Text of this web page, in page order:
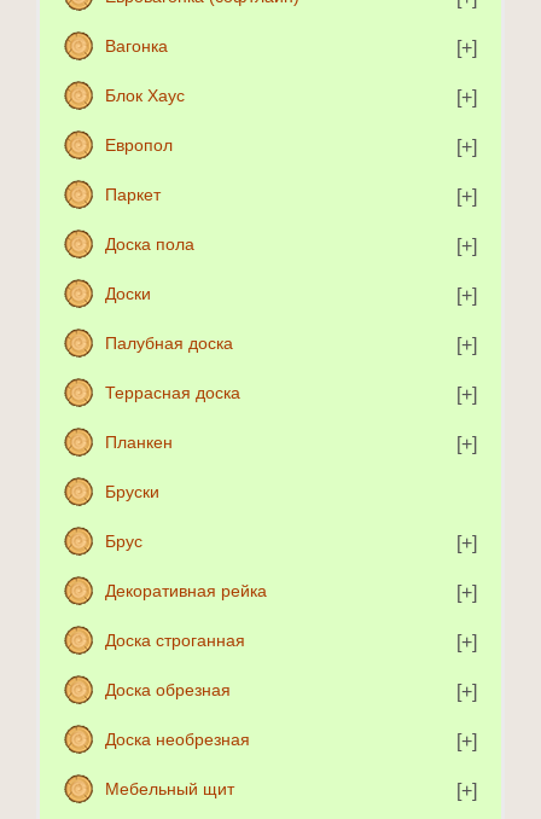
Вагонка
Блок Хаус
Европол
Паркет
Доска пола
Доски
Палубная доска
Террасная доска
Планкен
Бруски
Брус
Декоративная рейка
Доска строганная
Доска обрезная
Доска необрезная
Мебельный щит